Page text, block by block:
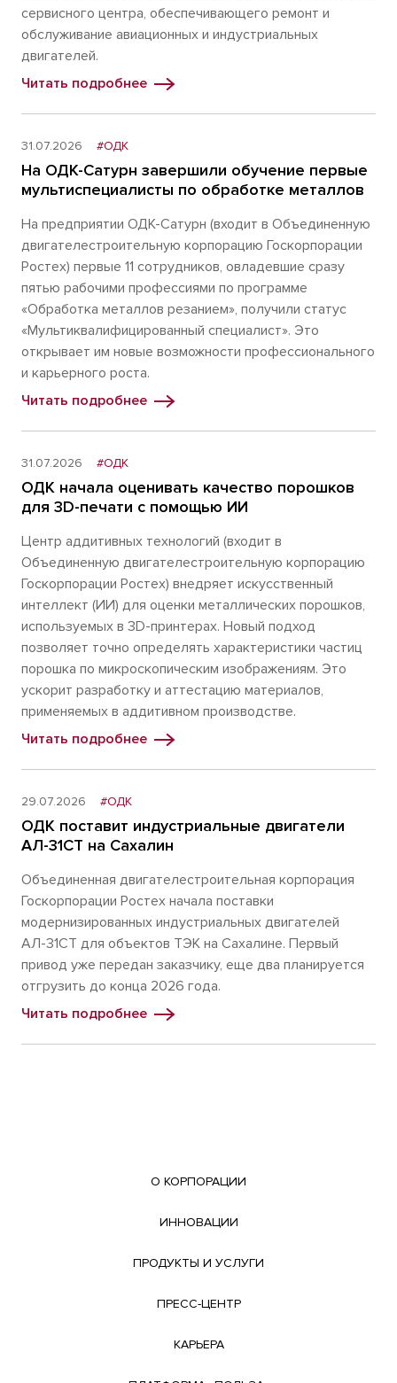
сервисного центра, обеспечивающего ремонт и
обслуживание авиационных и индустриальных
двигателей.
Читать подробнее
31.07.2026 #ОДК
На ОДК-Сатурн завершили обучение первые
мультиспециалисты по обработке металлов
На предприятии ОДК-Сатурн (входит в Объединенную
двигателестроительную корпорацию Госкорпорации
Ростех) первые 11 сотрудников, овладевшие сразу
пятью рабочими профессиями по программе
«Обработка металлов резанием», получили статус
«Мультиквалифицированный специалист». Это
открывает им новые возможности профессионального
и карьерного роста.
Читать подробнее
31.07.2026 #ОДК
ОДК начала оценивать качество порошков
для 3D-печати с помощью ИИ
Центр аддитивных технологий (входит в
Объединенную двигателестроительную корпорацию
Госкорпорации Ростех) внедряет искусственный
интеллект (ИИ) для оценки металлических порошков,
используемых в 3D-принтерах. Новый подход
позволяет точно определять характеристики частиц
порошка по микроскопическим изображениям. Это
ускорит разработку и аттестацию материалов,
применяемых в аддитивном производстве.
Читать подробнее
29.07.2026 #ОДК
ОДК поставит индустриальные двигатели
АЛ-31СТ на Сахалин
Объединенная двигателестроительная корпорация
Госкорпорации Ростех начала поставки
модернизированных индустриальных двигателей
АЛ-31СТ для объектов ТЭК на Сахалине. Первый
привод уже передан заказчику, еще два планируется
отгрузить до конца 2026 года.
Читать подробнее
О КОРПОРАЦИИ
ИННОВАЦИИ
ПРОДУКТЫ И УСЛУГИ
ПРЕСС-ЦЕНТР
КАРЬЕРА